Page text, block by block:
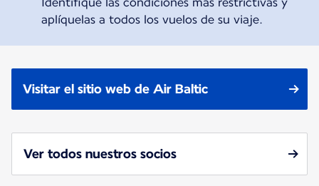
aplíquelas a todos los vuelos de su viaje.
Visitar el sitio web de Air Baltic
Ver todos nuestros socios